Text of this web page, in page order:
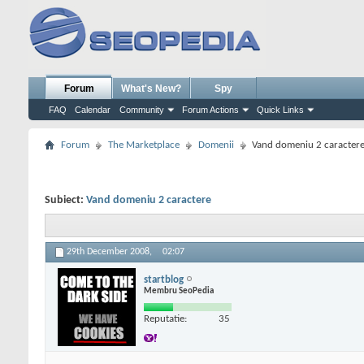
Forum
FAQ Calendar Community Forum Actions Quick Links
What's New? Spy
Forum The Marketplace Domenii Vand domeniu 2 caractere
Subiect: Vand domeniu 2 caractere
29th December 2008, 02:07
startblog
Membru SeoPedia
Reputatie: 35